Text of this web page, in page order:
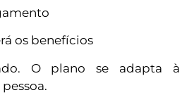
os benefícios
O plano se adapta à